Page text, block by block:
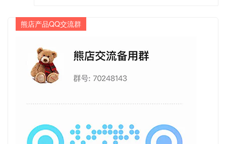
熊店产品QQ交流群